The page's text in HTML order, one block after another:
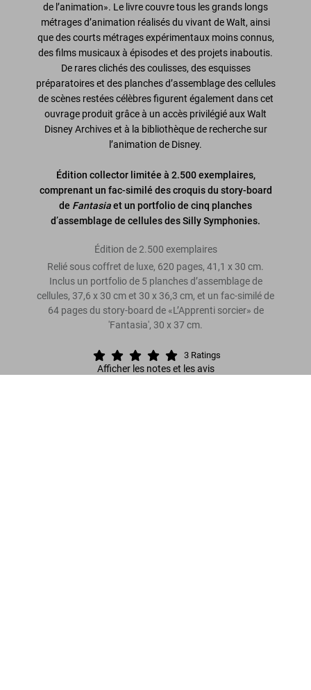
de l’animation». Le livre couvre tous les grands longs
métrages d’animation réalisés du vivant de Walt, ainsi
que des courts métrages expérimentaux moins connus,
des films musicaux à épisodes et des projets inaboutis.
De rares clichés des coulisses, des esquisses
préparatoires et des planches d’assemblage des cellules
de scènes restées célèbres figurent également dans cet
ouvrage produit grâce à un accès privilégié aux Walt
Disney Archives et à la bibliothèque de recherche sur
l’animation de Disney.
Édition collector limitée à 2.500 exemplaires,
comprenant un fac-similé des croquis du story-board
de Fantasiaet un portfolio de cinq planches
d’assemblage de cellules des Silly Symphonies.
Édition de 2.500 exemplaires
Relié sous coffret de luxe, 620 pages, 41,1 x 30 cm.
Inclus un portfolio de 5 planches d’assemblage de
cellules, 37,6 x 30 cm et 30 x 36,3 cm, et un fac-similé de
64 pages du story-board de «L’Apprenti sorcier» de
'Fantasia', 30 x 37 cm.
3 Ratings
Afficher les notes et les avis